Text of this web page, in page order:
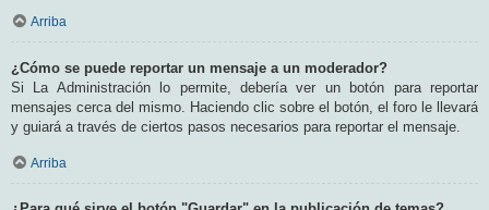
Arriba
¿Cómo se puede reportar un mensaje a un moderador?
Si La Administración lo permite, debería ver un botón para reportar
mensajes cerca del mismo. Haciendo clic sobre el botón, el foro le llevará
y guiará a través de ciertos pasos necesarios para reportar el mensaje.
Arriba